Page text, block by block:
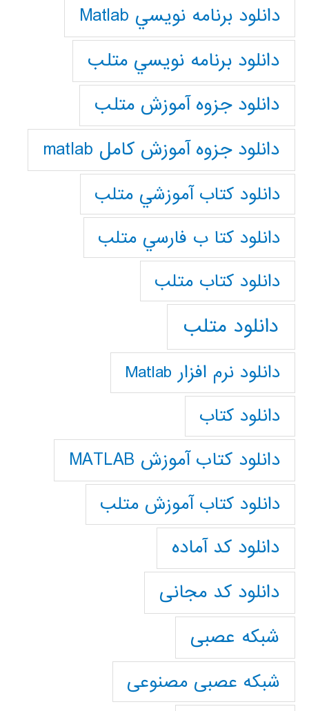
دانلود برنامه نويسي Matlab
دانلود برنامه نويسي متلب
دانلود جزوه آموزش متلب
دانلود جزوه آموزش کامل matlab
دانلود كتاب آموزشي متلب
دانلود كتا ب فارسي متلب
دانلود كتاب متلب
دانلود متلب
دانلود نرم افزار Matlab
دانلود کتاب
دانلود کتاب آموزش MATLAB
دانلود کتاب آموزش متلب
دانلود کد آماده
دانلود کد مجانی
شبکه عصبی
شبکه عصبی مصنوعی